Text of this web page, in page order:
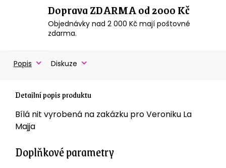
Doprava ZDARMA od 2000 Kč
Objednávky nad 2 000 Kč mají poštovné
zdarma.
Popis Diskuze
Detailní popis produktu
Bílá nit vyrobená na zakázku pro Veroniku La
Majja
Doplňkové parametry